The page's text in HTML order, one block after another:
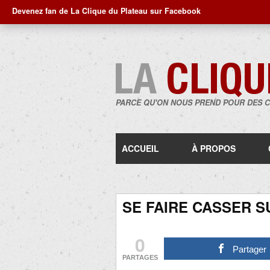
Devenez fan de La Clique du Plateau sur Facebook
PARCE QU'ON NOUS PREND POUR DES
ACCUEIL À PROPOS
SE FAIRE CASSER
0
PARTAGES
Partager